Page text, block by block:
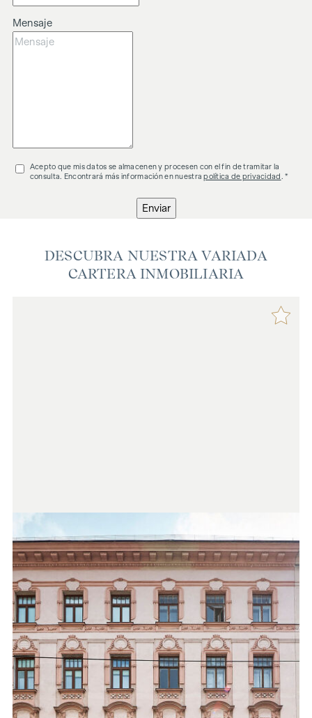
El intermediario actúa como agente doble.
Mensaje
Acepto que mis datos se almacenen y procesen con el fin de tramitar la
consulta. Encontrará más información en nuestrapolítica de privacidad . *
Enviar
DESCUBRA NUESTRA VARIADA
CARTERA INMOBILIARIA